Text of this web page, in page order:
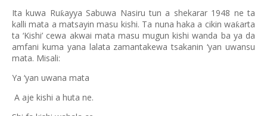
Ita kuwa Ruƙayya Sabuwa Nasiru tun a shekarar 1948 ne ta
kalli mata a matsayin masu kishi. Ta nuna haka a cikin waƙarta
ta ‘Kishi’ cewa akwai mata masu mugun kishi wanda ba ya da
amfani kuma yana lalata zamantakewa tsakanin ‘yan uwansu
mata. Misali:
Ya ‘yan uwana mata
A aje kishi a huta ne.